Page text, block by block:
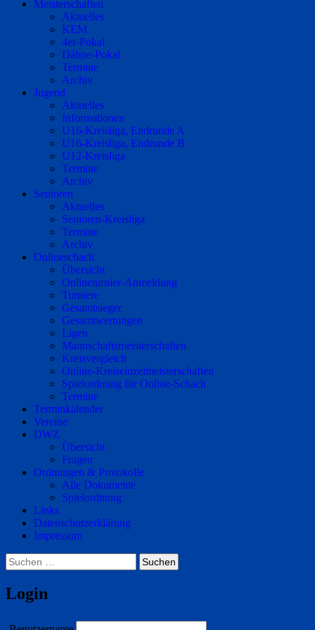
Meisterschaften
Aktuelles
KEM
4er-Pokal
Dähne-Pokal
Termine
Archiv
Jugend
Aktuelles
Informationen
U16-Kreisliga, Endrunde A
U16-Kreisliga, Endrunde B
U12-Kreisliga
Termine
Archiv
Senioren
Aktuelles
Senioren-Kreisliga
Termine
Archiv
Onlineschach
Übersicht
Onlineturnier-Anmeldung
Turniere
Gesamtsieger
Gesamtwertungen
Ligen
Mannschaftsmeisterschaften
Kreisvergleich
Online-Kreiseinzelmeisterschaften
Spielordnung für Online-Schach
Termine
Terminkalender
Vereine
DWZ
Übersicht
Fragen
Ordnungen & Protokolle
Alle Dokumente
Spielordnung
Links
Datenschutzerklärung
Impressum
Suchen
nach:
Login